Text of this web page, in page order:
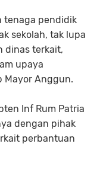
tenaga pendidik
sekolah, tak lupa
dinas terkait,
upaya
Mayor Anggun.
Inf Rum Patria
dengan pihak
perbantuan